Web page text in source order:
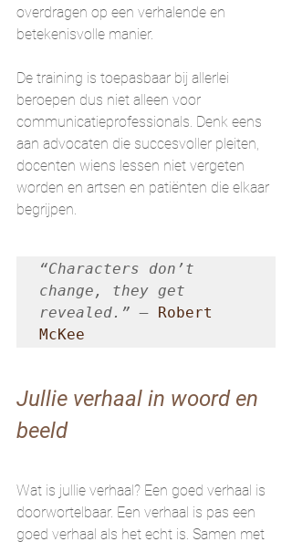
overdragen op een verhalende en
betekenisvolle manier.
De training is toepasbaar bij allerlei
beroepen dus niet alleen voor
communicatieprofessionals. Denk eens
aan advocaten die succesvoller pleiten,
docenten wiens lessen niet vergeten
worden en artsen en patiënten die elkaar
begrijpen.
“Characters don’t
change, they get
revealed.” – Robert
McKee
Jullie verhaal in woord en
beeld
Wat is jullie verhaal? Een goed verhaal is
doorwortelbaar. Een verhaal is pas een
goed verhaal als het echt is. Samen met